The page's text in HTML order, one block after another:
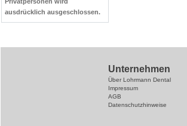
ausdrücklich ausgeschlossen.
Unternehmen
Über Lohrmann Dental
Impressum
AGB
Datenschutzhinweise